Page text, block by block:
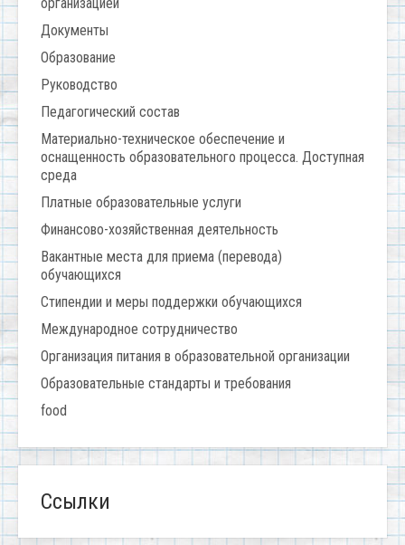
Документы
Образование
Руководство
Педагогический состав
Материально-техническое обеспечение и
оснащенность образовательного процесса. Доступная
среда
Платные образовательные услуги
Финансово-хозяйственная деятельность
Вакантные места для приема (перевода)
обучающихся
Стипендии и меры поддержки обучающихся
Международное сотрудничество
Организация питания в образовательной организации
Образовательные стандарты и требования
food
Ссылки